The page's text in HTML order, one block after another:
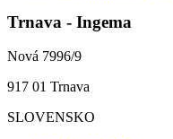
Trnava - Ingema
Nová 7996/9
917 01 Trnava
SLOVENSKO